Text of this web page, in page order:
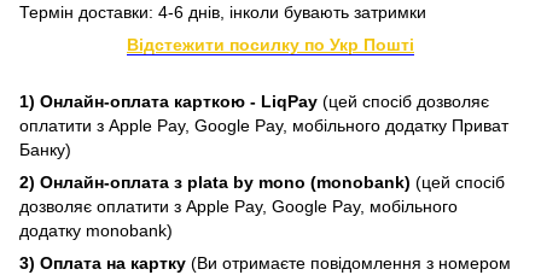
Термін доставки: 4-6 днів, інколи бувають затримки
Відстежити посилку по Укр Пошті
1) Онлайн-оплата карткою - LiqPay (цей спосіб дозволяє
оплатити з Apple Pay, Google Pay, мобільного додатку Приват
Банку)
2) Онлайн-оплата з plata by mono (monobank) (цей спосіб
дозволяє оплатити з Apple Pay, Google Pay, мобільного
додатку monobank)
3) Оплата на картку (Ви отримаєте повідомлення з номером